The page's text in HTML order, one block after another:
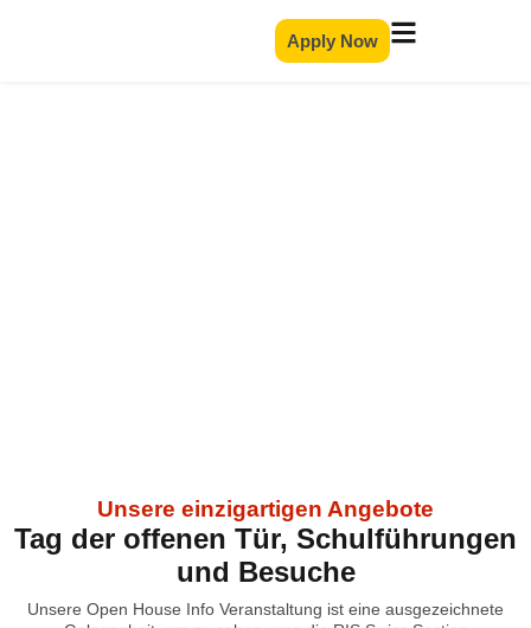
Apply Now
Unsere einzigartigen Angebote
Tag der offenen Tür, Schulführungen
und Besuche
Unsere Open House Info Veranstaltung ist eine ausgezeichnete